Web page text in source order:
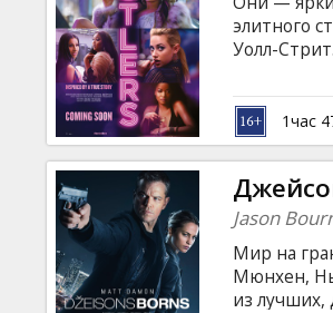
элитного
Уолл-
вести
тех без
русском
1час
Jason
Мир на
Мюнхен,
из лучших,